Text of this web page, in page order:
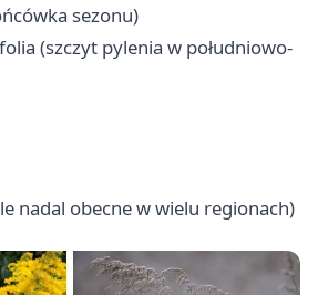
sezonu)
(szczyt pylenia w południowo-
nadal obecne w wielu regionach)